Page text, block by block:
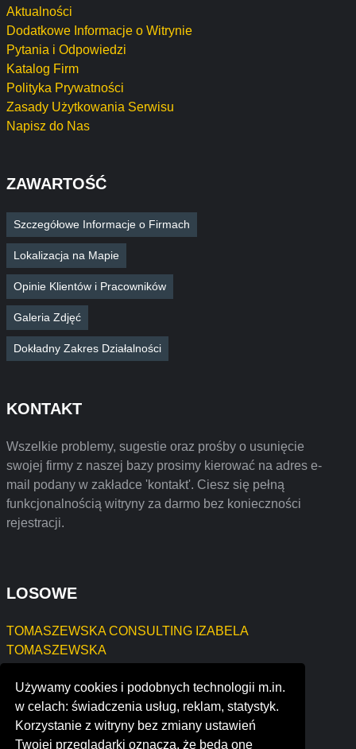
Używamy cookies i podobnych technologii m.in.
w celach: świadczenia usług, reklam, statystyk.
Korzystanie z witryny bez zmiany ustawień
Twojej przeglądarki oznacza, że będą one
Aktualności
Dodatkowe Informacje o Witrynie
Pytania i Odpowiedzi
Katalog Firm
Polityka Prywatności
Zasady Użytkowania Serwisu
Napisz do Nas
ZAWARTOŚĆ
Szczegółowe Informacje o Firmach
Lokalizacja na Mapie
Opinie Klientów i Pracowników
Galeria Zdjęć
Dokładny Zakres Działalności
KONTAKT
Wszelkie problemy, sugestie oraz prośby o usunięcie
swojej firmy z naszej bazy prosimy kierować na adres e-
mail podany w zakładce 'kontakt'. Ciesz się pełną
funkcjonalnością witryny za darmo bez konieczności
rejestracji.
LOSOWE
TOMASZEWSKA CONSULTING IZABELA
TOMASZEWSKA
Jacek Jaksina PACK SERVICE GDYNIA
irinatech
paparazzi mobile lounge llc
mm packaging france